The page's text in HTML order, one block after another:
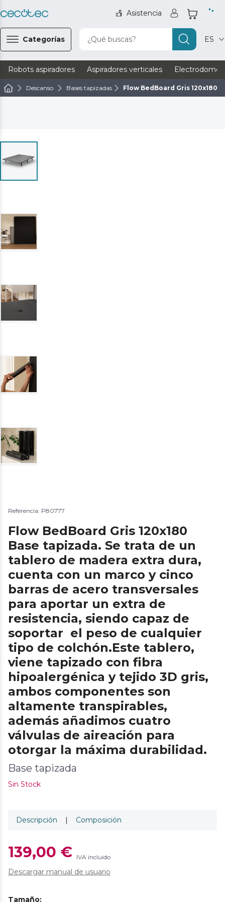
Asistencia
Categorías ¿Qué buscas? ES
Robots aspiradores Aspiradores verticales
Descanso Bases tapizadas Flow BedBoard Gris 120x180
Referencia: P80777
Flow BedBoard Gris 120x180
Base tapizada. Se trata de un
tablero de madera extra dura,
cuenta con un marco y cinco
barras de acero transversales
para aportar un extra de
resistencia, siendo capaz de
soportar el peso de cualquier
tipo de colchón.Este tablero,
viene tapizado con fibra
hipoalergénica y tejido 3D gris,
ambos componentes son
altamente transpirables,
además añadimos cuatro
válvulas de aireación para
otorgar la máxima durabilidad.
Base tapizada
Sin Stock
Descripción | Composición
139,00 € IVA incluido
Descargar manual de usuario
Tamaño: